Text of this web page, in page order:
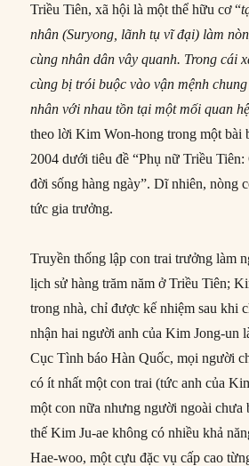
Triều Tiên, xã hội là một thể hữu cơ “
nhân (Suryong, lãnh tụ vĩ đại) làm
cùng nhân dân vây quanh. Trong cái
cùng bị trói buộc vào vận mệnh
nhân với nhau tồn tại một mối quan
theo lời Kim Won-hong trong một bài
2004 dưới tiêu đề “Phụ nữ Triều Tiên:
đời sống hàng ngày”. Dĩ nhiên, nòng
tức gia trưởng.
Truyền thống lập con trai trưởng làm
lịch sử hàng trăm năm ở Triều Tiên;
trong nhà, chỉ được kế nhiệm sau khi
nhận hai người anh của Kim Jong-un
Cục Tình báo Hàn Quốc, mọi người
có ít nhất một con trai (tức anh của
một con nữa nhưng người ngoài chưa
thế Kim Ju-ae không có nhiều khả
Hae-woo, một cựu đặc vụ cấp cao